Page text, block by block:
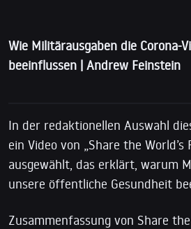
Wie Militärausgaben die Corona-
beeinflussen | Andrew Feinstein
In der redaktionellen Auswahl
ein Video von „Share the World’s
ausgewählt, das erklärt, warum
unsere öffentliche Gesundheit
Zusammenfassung von Share the